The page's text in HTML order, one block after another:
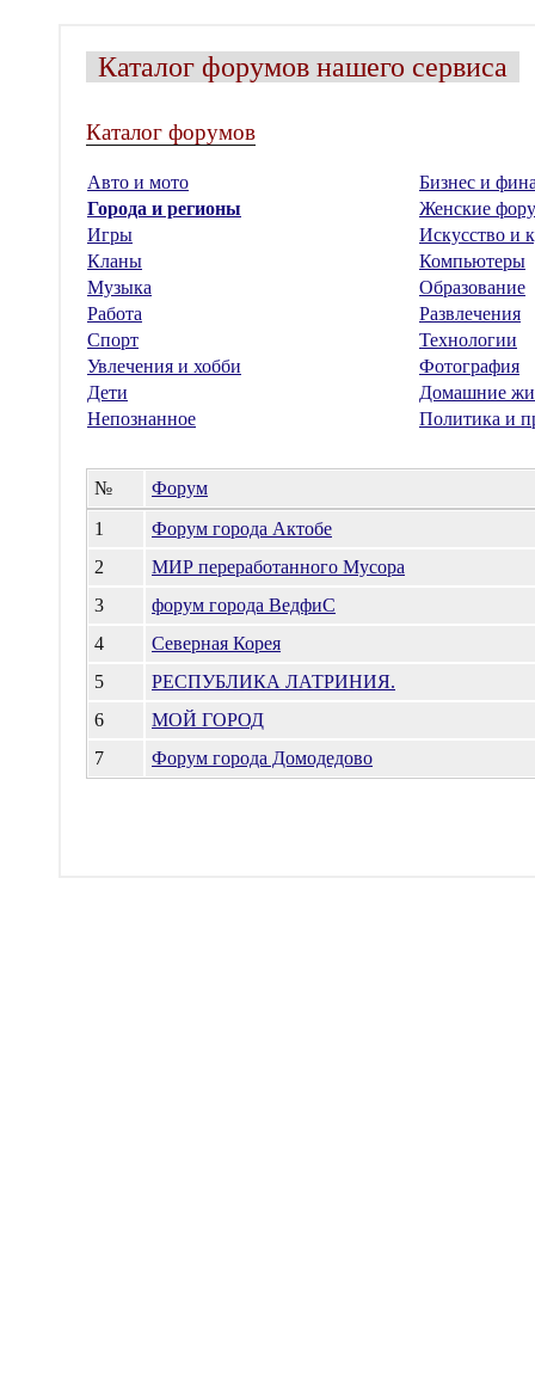
Каталог форумов нашего сервиса
Каталог форумов
Авто и мото
Бизнес и
Города и регионы
Женские
Игры
Искусство и
Кланы
Компьютеры
Музыка
Образование
Работа
Развлечения
Спорт
Технологии
Увлечения и хобби
Фотография
Дети
Домашние
Непознанное
Политика и
№
Форум
1
Форум города Актобе
2
МИР переработанного Мусора
3
форум города ВедфиС
4
Северная Корея
5
РЕСПУБЛИКА ЛАТРИНИЯ.
6
МОЙ ГОРОД
7
Форум города Домодедово